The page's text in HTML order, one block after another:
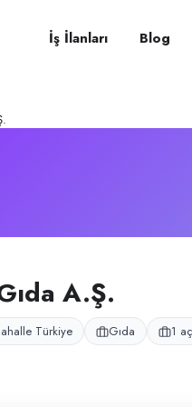
– Şirket
Saray Sanayi Sitesi'nde faaliyet
İş İlanları Blog
A.Ş.
Türkiye Gıda 1